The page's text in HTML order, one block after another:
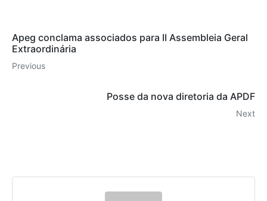
Apeg conclama associados para II Assembleia Geral
Extraordinária
Previous
Posse da nova diretoria da APDF
Next